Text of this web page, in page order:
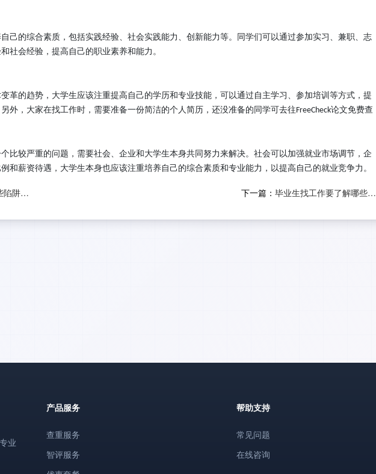
己的综合素质，包括实践经验、社会实践能力、创新能力等。
同学们可以通过参加实习、兼职、志
社会经验，提高自己的职业素养和能力。
革的趋势，大学生应该注重提高自己的学历和专业技能 ， 可以通过自主学习、参加培训等方式，提
另外，大家在找工作时，需要准备一份简洁的个人简历，还没准备的同学可去往FreeCheck论文免费查
比较严重的问题，需要社会、企业和大学生本身共同努力来解决。 社会可以加强就业市场调节，企
和薪资待遇，大学生本身也应该注重培养自己的综合素质和专业能力，以提高自己的就业竞争力。
大学生找工作有哪些陷阱？如何避免？ 下一篇： 毕业生找工作要了解哪些法律知识？
业
产品服务
查重服务
智评服务
帮助支持
常见问题
在线咨询